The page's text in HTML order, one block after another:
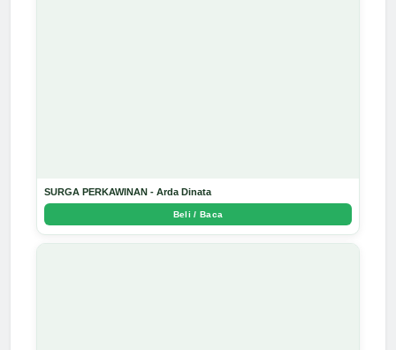
SURGA PERKAWINAN - Arda Dinata
Beli / Baca